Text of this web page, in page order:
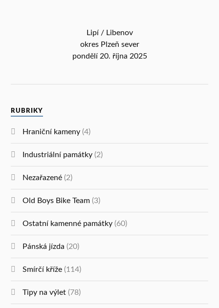
Lipí / Libenov
okres Plzeň sever
pondělí 20. října 2025
RUBRIKY
Hraniční kameny (4)
Industriální památky (2)
Nezařazené (2)
Old Boys Bike Team (3)
Ostatní kamenné památky (60)
Pánská jízda (20)
Smírčí kříže (114)
Tipy na výlet (78)